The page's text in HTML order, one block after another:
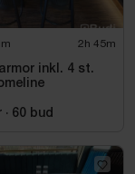
2h 45m
inkl. 4 st.
· 60 bud